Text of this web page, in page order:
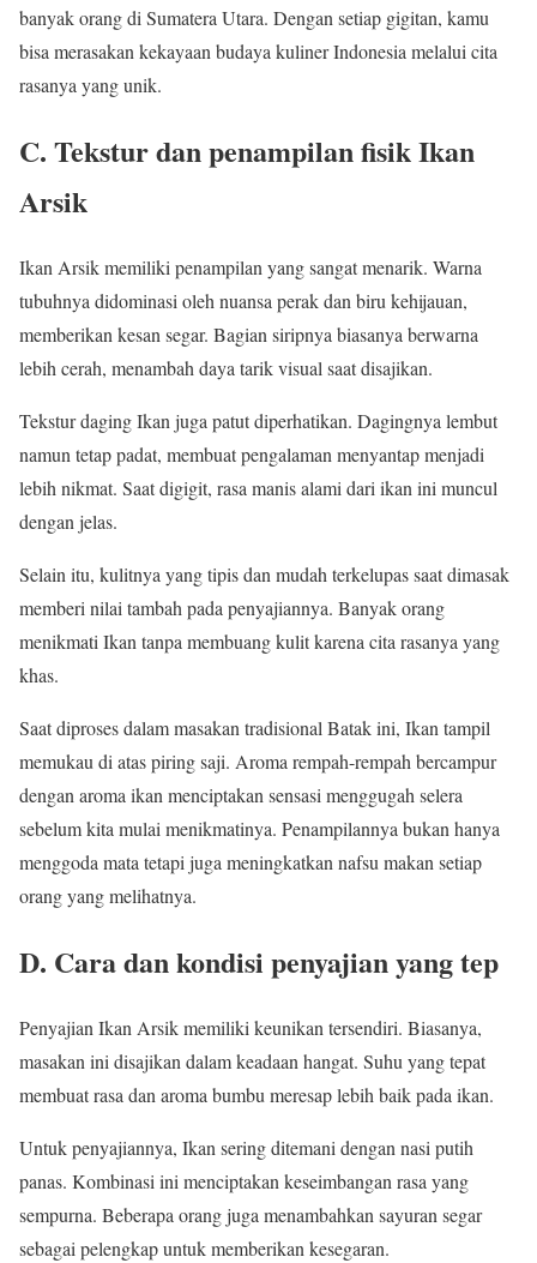
banyak orang di Sumatera Utara. Dengan setiap gigitan, kamu
bisa merasakan kekayaan budaya kuliner Indonesia melalui cita
rasanya yang unik.
C. Tekstur dan penampilan fisik Ikan
Arsik
Ikan Arsik memiliki penampilan yang sangat menarik. Warna
tubuhnya didominasi oleh nuansa perak dan biru kehijauan,
memberikan kesan segar. Bagian siripnya biasanya berwarna
lebih cerah, menambah daya tarik visual saat disajikan.
Tekstur daging Ikan juga patut diperhatikan. Dagingnya lembut
namun tetap padat, membuat pengalaman menyantap menjadi
lebih nikmat. Saat digigit, rasa manis alami dari ikan ini muncul
dengan jelas.
Selain itu, kulitnya yang tipis dan mudah terkelupas saat dimasak
memberi nilai tambah pada penyajiannya. Banyak orang
menikmati Ikan tanpa membuang kulit karena cita rasanya yang
khas.
Saat diproses dalam masakan tradisional Batak ini, Ikan tampil
memukau di atas piring saji. Aroma rempah-rempah bercampur
dengan aroma ikan menciptakan sensasi menggugah selera
sebelum kita mulai menikmatinya. Penampilannya bukan hanya
menggoda mata tetapi juga meningkatkan nafsu makan setiap
orang yang melihatnya.
D. Cara dan kondisi penyajian yang tep
Penyajian Ikan Arsik memiliki keunikan tersendiri. Biasanya,
masakan ini disajikan dalam keadaan hangat. Suhu yang tepat
membuat rasa dan aroma bumbu meresap lebih baik pada ikan.
Untuk penyajiannya, Ikan sering ditemani dengan nasi putih
panas. Kombinasi ini menciptakan keseimbangan rasa yang
sempurna. Beberapa orang juga menambahkan sayuran segar
sebagai pelengkap untuk memberikan kesegaran.